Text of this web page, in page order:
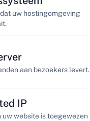
uw hostingomgeving
aan bezoekers levert.
IP
uw website is toegewezen